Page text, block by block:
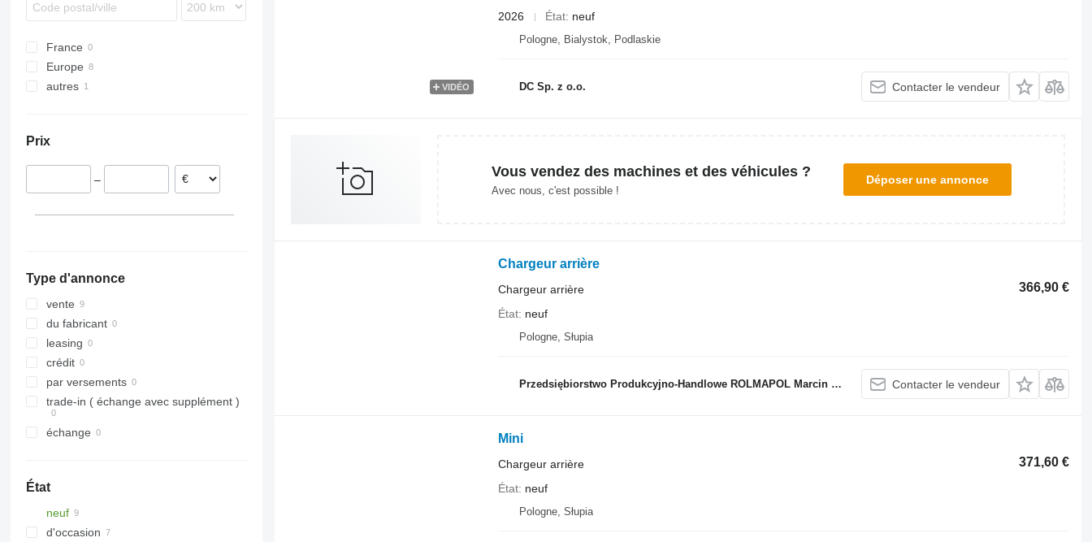
France
Europe
Pologne
autres
Prix
–
Type d'annonce
vente
du fabricant
leasing
crédit
par versements
trade-in ( échange avec supplément )
échange
État
neuf
d'occasion
VIDÉO
2026
État neuf
Pologne, Bialystok, Podlaskie
DC Sp. z o.o. Contacter le vendeur
Vous vendez des machines et des véhicules ?
Avec nous, c'est possible !
Déposer une annonce
Chargeur arrière
366,90 €
Chargeur arrière
État neuf
Pologne, Słupia
Przedsiębiorstwo Produkcyjno-Handlowe ROLMAPOL Marcin Dziekan Contacter le vendeur
Mini
371,60 €
Chargeur arrière
État neuf
Pologne, Słupia